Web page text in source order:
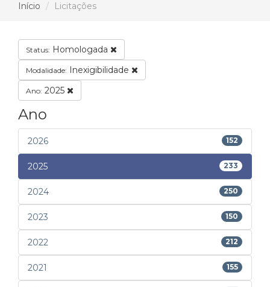
Início Licitações
Status: Homologada
Modalidade: Inexigibilidade
Ano: 2025
Ano
2026 152
2025 233
2024 250
2023 150
2022 212
2021 155